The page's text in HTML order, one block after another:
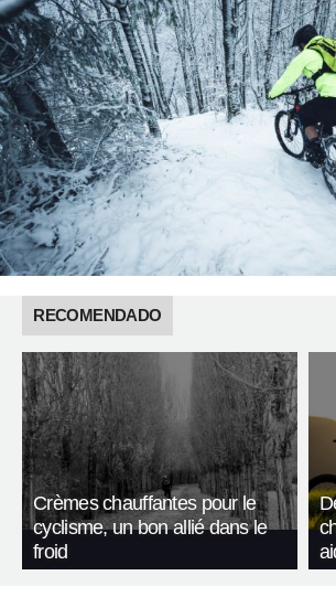
RECOMENDADO
Crèmes chauffantes pour le
cyclisme, un bon allié dans le
froid